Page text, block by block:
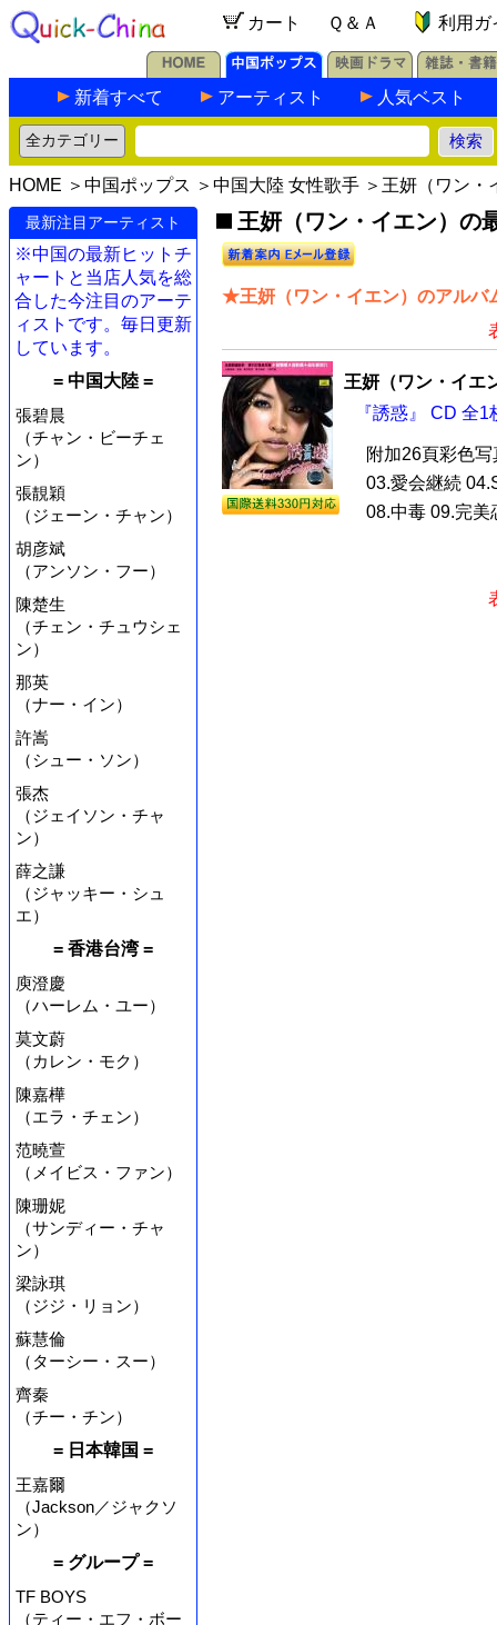
カート Ｑ＆Ａ 利用ガ
新着すべて アーティスト 人気ベスト
HOME ＞ 中国ポップス ＞ 中国大陸 女性歌手 ＞王妍（ワン・
最新注目アーティスト
※中国の最新ヒットチ
ャートと当店人気を総
合した今注目のアーテ
ィストです。毎日更新
しています。
= 中国大陸 =
張碧晨
（チャン・ビーチェ
ン）
張靚穎
（ジェーン・チャン）
胡彦斌
（アンソン・フー）
陳楚生
（チェン・チュウシェ
ン）
那英
（ナー・イン）
許嵩
（シュー・ソン）
張杰
（ジェイソン・チャ
ン）
薛之謙
（ジャッキー・シュ
エ）
= 香港台湾 =
庾澄慶
（ハーレム・ユー）
莫文蔚
（カレン・モク）
陳嘉樺
（エラ・チェン）
范曉萱
（メイビス・ファン）
陳珊妮
（サンディー・チャ
ン）
梁詠琪
（ジジ・リョン）
蘇慧倫
（ターシー・スー）
齊秦
（チー・チン）
= 日本韓国 =
王嘉爾
（Jackson／ジャクソ
ン）
= グループ =
TF BOYS
（ティー・エフ・ボー
王妍（ワン・イエン）の
★王妍（ワン・イエン）のアルバ
王妍（ワン・イエ
『誘惑』 CD 全1
附加26頁彩色
03.愛会継続
08.中毒 09.完美